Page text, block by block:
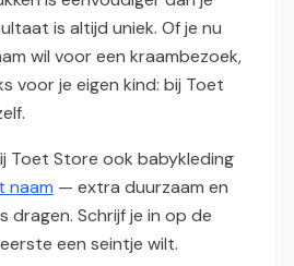
is altijd uniek. Of je nu
wil voor een kraambezoek,
voor je eigen kind: bij Toet
Toet Store ook babykleding
naam — extra duurzaam en
dragen. Schrijf je in op de
een seintje wilt.